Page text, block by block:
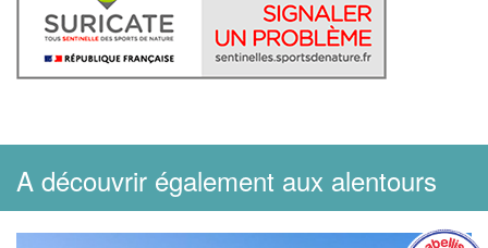
A découvrir également aux alentours